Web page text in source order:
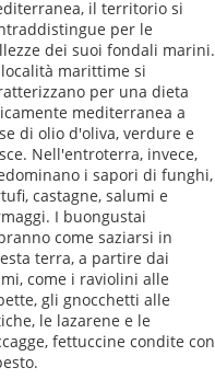
il territorio si
per le
dei suoi fondali marini.
località marittime si
per una dieta
mediterranea a
di olio d'oliva, verdure e
Nell'entroterra, invece,
i sapori di funghi,
castagne, salumi e
I buongustai
come saziarsi in
terra, a partire dai
come i raviolini alle
gli gnocchetti alle
le lazarene e le
fettuccine condite con